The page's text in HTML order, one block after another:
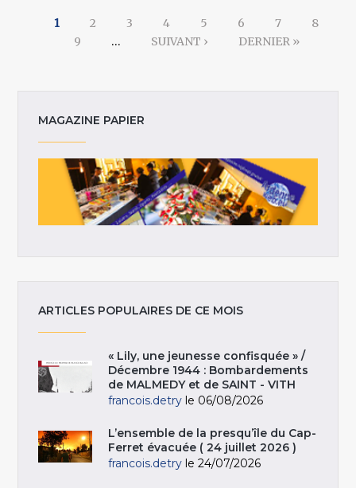
1 2 3 4 5 6 7
8
9
… SUIVANT › DERNIER »
MAGAZINE PAPIER
ARTICLES POPULAIRES DE CE MOIS
« Lily, une jeunesse confisquée » /
Décembre 1944 : Bombardements
de MALMEDY et de SAINT - VITH
francois.detry le 06/08/2026
L’ensemble de la presqu’île du Cap-
Ferret évacuée ( 24 juillet 2026 )
francois.detry le 24/07/2026